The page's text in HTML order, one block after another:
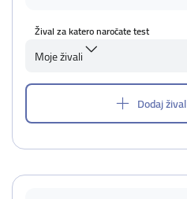
Žival za katero naročate test
Moje živali
Dodaj žival